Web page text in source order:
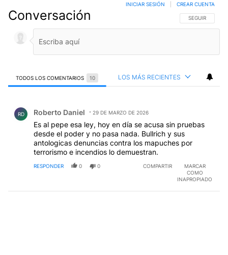
Conversación SIGA ESTA
SEGUIR
INICIAR SESIÓN CREAR CUENTA
TODOS LOS COMENTARIOS 10 LOS MÁS RECIENTES
RD Roberto Daniel 29 DE MARZO DE 2026
Es al pepe esa ley, hoy en día se acusa sin pruebas
desde el poder y no pasa nada. Bullrich y sus
antologicas denuncias contra los mapuches por
terrorismo e incendios lo demuestran.
RESPONDER 0 0 COMPARTIR
MARCAR
COMO
INAPROPIADO